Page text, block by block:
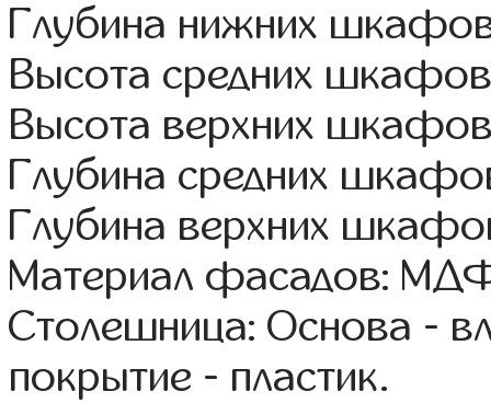
Глубина нижних
Высота средних
Высота верхних
Глубина средних
Глубина верхних
Материал фасадов:
Столешница: Основа -
покрытие - пластик.